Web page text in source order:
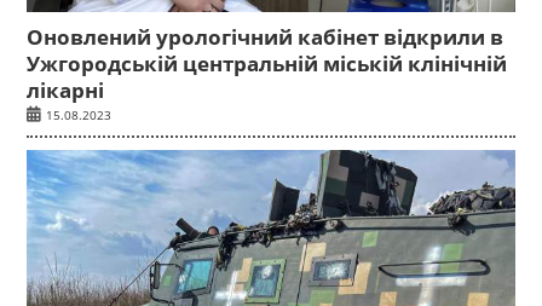
Оновлений урологічний кабінет відкрили в
Ужгородській центральній міській клінічній
лікарні
15.08.2023